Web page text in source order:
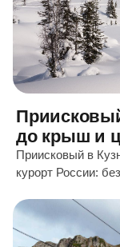
до крыш и
Приисковый в
курорт России:
кому подходит.